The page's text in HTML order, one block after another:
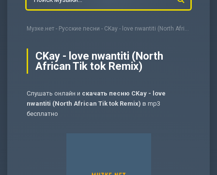
Музке.нет - Русские песни - CKay - love nwantiti (North African Tik tok Remix)
CKay - love nwantiti (North
African Tik tok Remix)
Слушать онлайн и скачать песню CKay - love
nwantiti (North African Tik tok Remix) в mp3
бесплатно